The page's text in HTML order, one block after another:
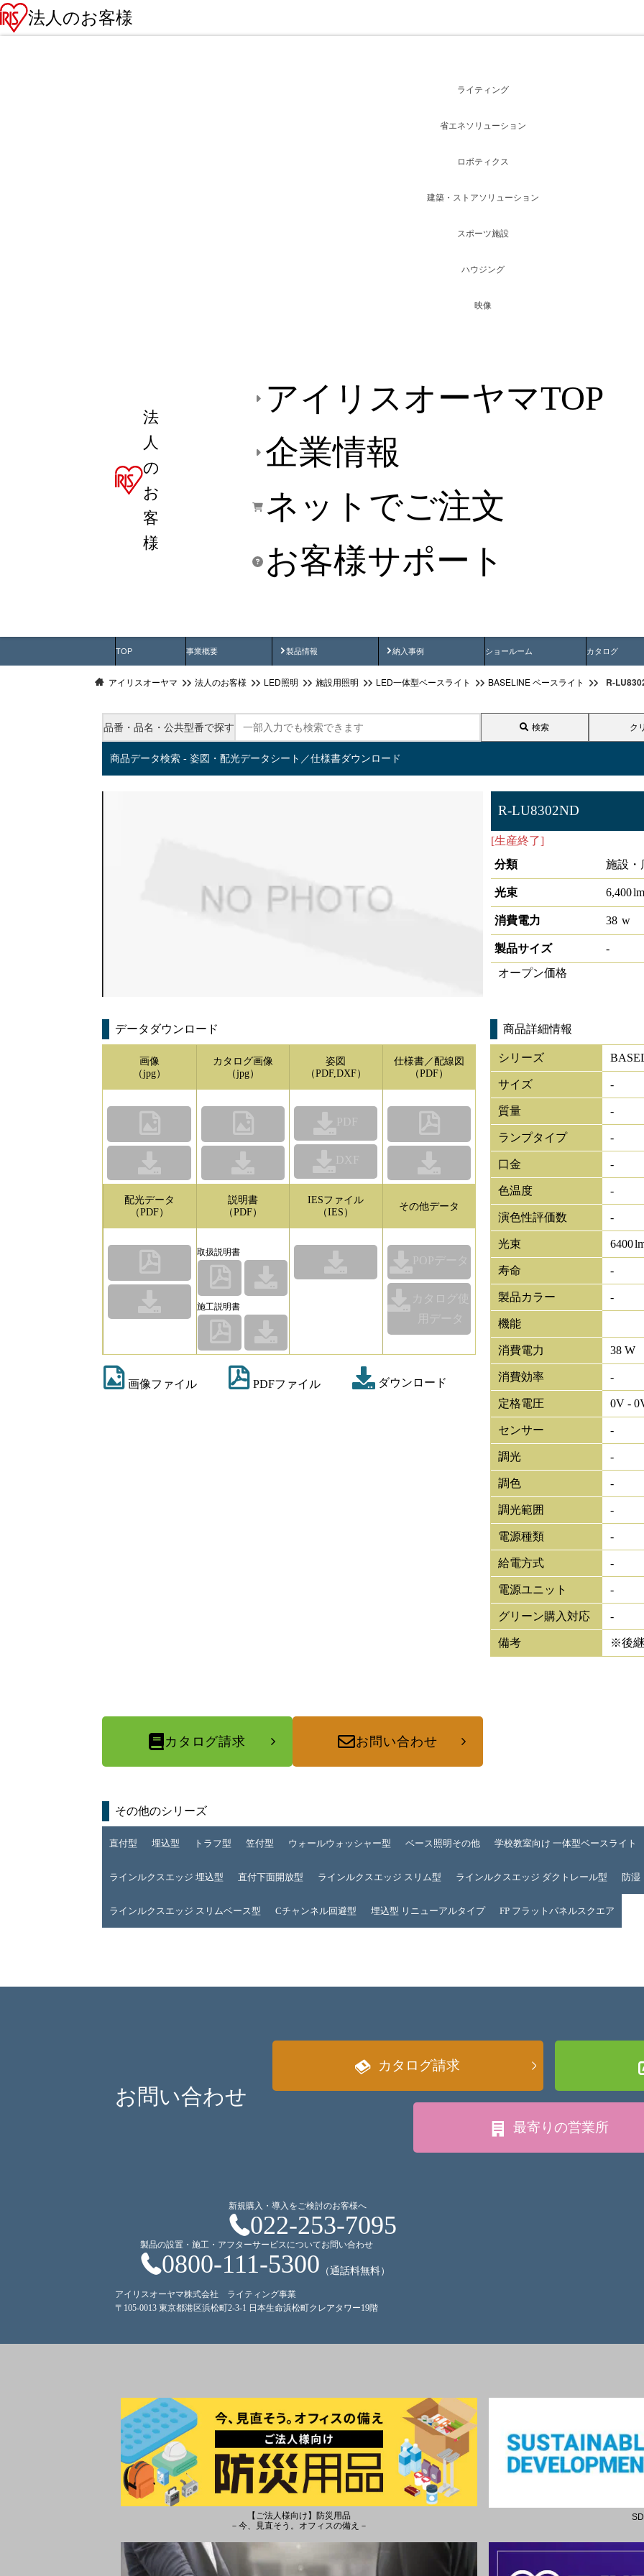
法人のお客様
法
人
の
お
客
様
アイリスオーヤマTOP
企業情報
ネットでご注文
お客様サポート
ライティング
省エネソリューション
ロボティクス
建築・ストアソリューション
スポーツ施設
ハウジング
映像
TOP 事業概要 製品情報
製品動画 納入事例
納入事例動画 ショールーム カタログ
アイリスオーヤマ 法人のお客様 LED照明 施設用照明 LED一体型ベースライト BASELINE ベースライト R-
品番・品名・公共型番で探す 検索 ク
商品データ検索 - 姿図・配光データシート／仕様書ダウンロード
R-LU8302ND
[生産終了]
分類
施設
光束 6,400
消費電力 38 w
製品サイズ
-
オープン価格
データダウンロード
画像
（jpg）
カタログ画像
（jpg）
姿図
（PDF,DXF）
PDF
DXF
仕様書／配線図
（PDF）
配光データ
（PDF）
説明書
（PDF）
取扱説明書
施工説明書
IESファイル
（IES）
その他データ
POPデータ
カタログ使
用データ
画像ファイル PDFファイル ダウンロード
商品詳細情報
シリーズ
サイズ -
質量 -
ランプタイプ -
口金 -
色温度 -
演色性評価数 -
光束 6400
寿命 -
製品カラー -
機能
消費電力 38 W
消費効率 -
定格電圧 0V -
センサー -
調光 -
調色 -
調光範囲 -
電源種類 -
給電方式 -
電源ユニット -
グリーン購入対応 -
備考 ※後
カタログ請求 お問い合わせ
その他のシリーズ
直付型 埋込型 トラフ型 笠付型 ウォールウォッシャー型 ベース照明その他 学校教室向け 一体型ベースライト
ラインルクスエッジ 埋込型 直付下面開放型 ラインルクスエッジ スリム型 ラインルクスエッジ ダクトレール型 防湿
ラインルクスエッジ スリムベース型 Cチャンネル回避型 埋込型 リニューアルタイプ FP フラットパネルスクエア
お問い合わせ
カタログ請求
最寄りの営業所
新規購入・導入をご検討のお客様へ
022-253-7095
製品の設置・施工・アフターサービスについてお問い合わせ
0800-111-5300 （通話料無料）
アイリスオーヤマ株式会社 ライティング事業
〒105-0013 東京都港区浜松町2-3-1 日本生命浜松町クレアタワー19階
【ご法人様向け】防災用品
－今、見直そう。オフィスの備え－